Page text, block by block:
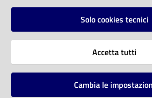
Vai alla pagina
Solo cookies tecnici
Accetta tutti
Cambia le